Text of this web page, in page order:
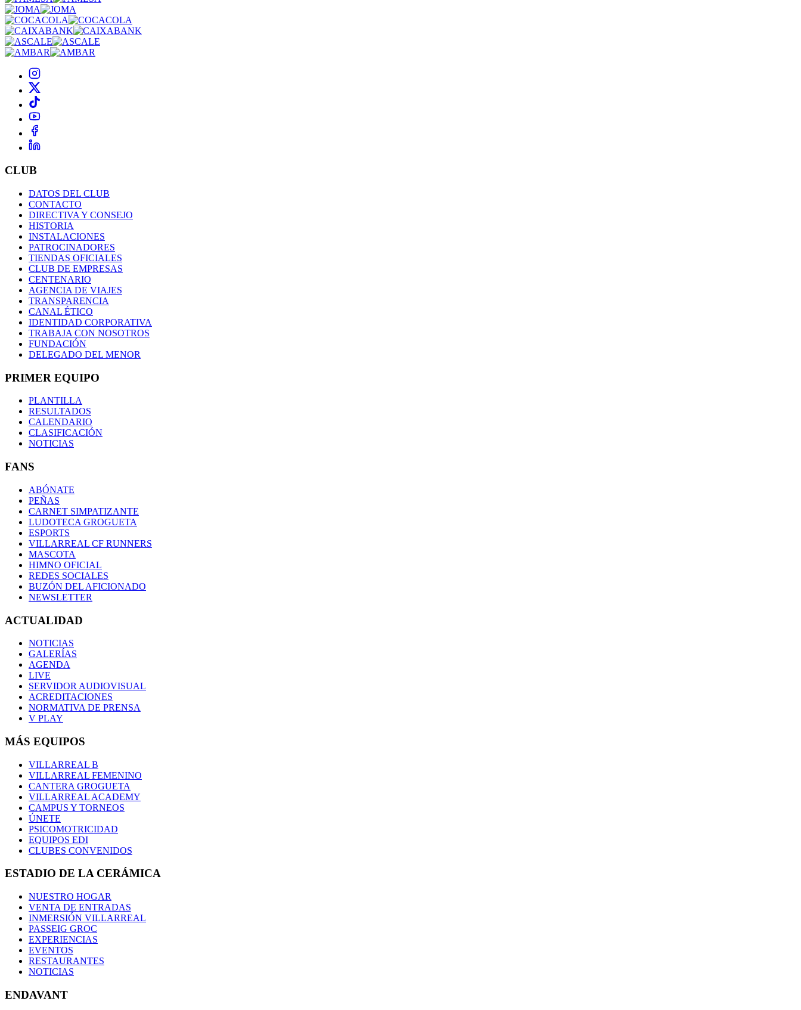
CLUB
DATOS DEL CLUB
CONTACTO
DIRECTIVA Y CONSEJO
HISTORIA
INSTALACIONES
PATROCINADORES
TIENDAS OFICIALES
CLUB DE EMPRESAS
CENTENARIO
AGENCIA DE VIAJES
TRANSPARENCIA
CANAL ÉTICO
IDENTIDAD CORPORATIVA
TRABAJA CON NOSOTROS
FUNDACIÓN
DELEGADO DEL MENOR
PRIMER EQUIPO
PLANTILLA
RESULTADOS
CALENDARIO
CLASIFICACIÓN
NOTICIAS
FANS
ABÓNATE
PEÑAS
CARNET SIMPATIZANTE
LUDOTECA GROGUETA
ESPORTS
VILLARREAL CF RUNNERS
MASCOTA
HIMNO OFICIAL
REDES SOCIALES
BUZÓN DEL AFICIONADO
NEWSLETTER
ACTUALIDAD
NOTICIAS
GALERÍAS
AGENDA
LIVE
SERVIDOR AUDIOVISUAL
ACREDITACIONES
NORMATIVA DE PRENSA
V PLAY
MÁS EQUIPOS
VILLARREAL B
VILLARREAL FEMENINO
CANTERA GROGUETA
VILLARREAL ACADEMY
CAMPUS Y TORNEOS
ÚNETE
PSICOMOTRICIDAD
EQUIPOS EDI
CLUBES CONVENIDOS
ESTADIO DE LA CERÁMICA
NUESTRO HOGAR
VENTA DE ENTRADAS
INMERSIÓN VILLARREAL
PASSEIG GROC
EXPERIENCIAS
EVENTOS
RESTAURANTES
NOTICIAS
ENDAVANT